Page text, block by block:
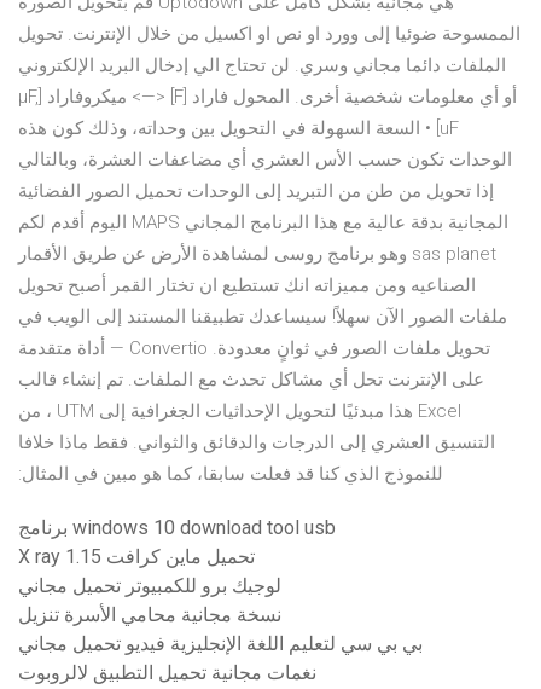
الممسوحة ضوئيا إلى وورد او نص او اكسيل من خلال الإنترنت. تحويل
الملفات دائما مجاني وسري. لن تحتاج الي إدخال البريد الإلكتروني
أو أي معلومات شخصية أخرى. المحول فاراد [F] <—> ميكروفاراد [μF,
uF] • السعة السهولة في التحويل بين وحداته، وذلك كون هذه
الوحدات تكون حسب الأس العشري أي مضاعفات العشرة، وبالتالي
إذا تحويل من طن من التبريد إلى الوحدات تحميل الصور الفضائية
المجانية بدقة عالية مع هذا البرنامج المجاني MAPS اليوم أقدم لكم
sas planet وهو برنامج روسى لمشاهدة الأرض عن طريق الأقمار
الصناعيه ومن مميزاته انك تستطيع ان تختار القمر أصبح تحويل
ملفات الصور الآن سهلاً! سيساعدك تطبيقنا المستند إلى الويب في
تحويل ملفات الصور في ثوانٍ معدودة. Convertio — أداة متقدمة
على الإنترنت تحل أي مشاكل تحدث مع الملفات. تم إنشاء قالب
Excel هذا مبدئيًا لتحويل الإحداثيات الجغرافية إلى UTM ، من
التنسيق العشري إلى الدرجات والدقائق والثواني. فقط ماذا خلافا
للنموذج الذي كنا قد فعلت سابقا، كما هو مبين في المثال:
برنامج windows 10 download tool usb
X ray تحميل ماين كرافت 1.15
لوجيك برو للكمبيوتر تحميل مجاني
نسخة مجانية محامي الأسرة تنزيل
بي بي سي لتعليم اللغة الإنجليزية فيديو تحميل مجاني
نغمات مجانية تحميل التطبيق لالروبوت